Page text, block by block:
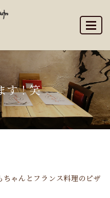
す！笑
ゃんとフランス料理のピザ